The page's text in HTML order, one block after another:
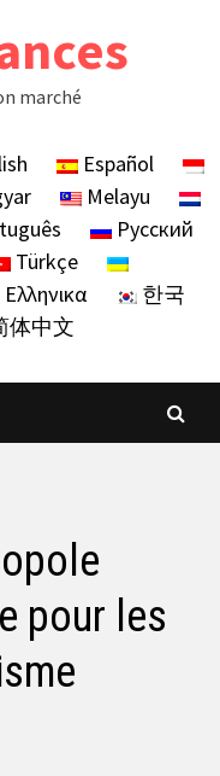
marché
Español
Melayu
Русский
Türkçe
Ελληνικα
한국
体中文
pour les